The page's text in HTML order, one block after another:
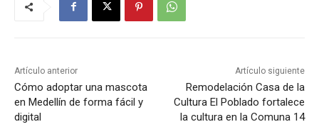
Artículo anterior
Cómo adoptar una mascota
en Medellín de forma fácil y
digital
Artículo siguiente
Remodelación Casa de la
Cultura El Poblado fortalece
la cultura en la Comuna 14